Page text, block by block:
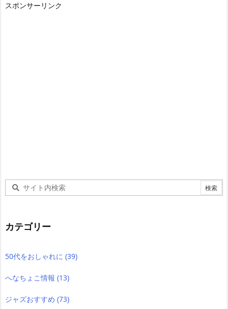
スポンサーリンク
カテゴリー
50代をおしゃれに (39)
へなちょこ情報 (13)
ジャズおすすめ (73)